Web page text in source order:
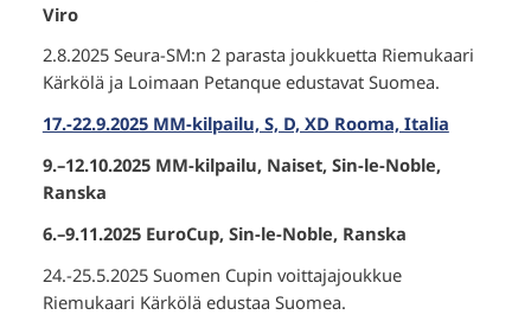
Viro
2.8.2025 Seura-SM:n 2 parasta joukkuetta Riemukaari
Kärkölä ja Loimaan Petanque edustavat Suomea.
17.-22.9.2025 MM-kilpailu, S, D, XD Rooma, Italia
9.–12.10.2025 MM-kilpailu, Naiset, Sin-le-Noble,
Ranska
6.–9.11.2025 EuroCup, Sin-le-Noble, Ranska
24.-25.5.2025 Suomen Cupin voittajajoukkue
Riemukaari Kärkölä edustaa Suomea.